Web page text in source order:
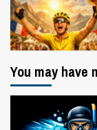
You may have